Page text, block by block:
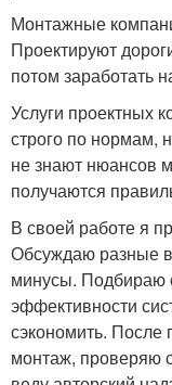
Монтажные
Проектируют
потом заработать
Услуги проектных
строго по нормам,
не знают нюансов
получаются
В своей работе я
Обсуждаю разные
минусы. Подбираю
эффективности
сэкономить. После
монтаж, проверяю